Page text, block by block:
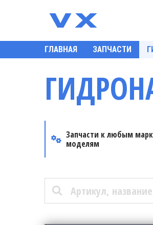
ГЛАВНАЯ ЗАПЧАСТИ
Запчасти к любым
моделям